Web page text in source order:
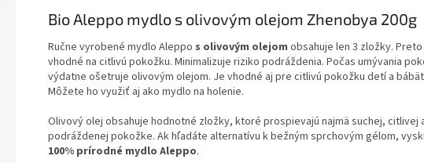
Bio Aleppo mydlo s olivovým olejom Zhenobya 200g
Ručne vyrobené mydlo Aleppo s olivovým olejom obsahuje len 3 zložky.
vhodné na citlivú pokožku. Minimalizuje riziko podráždenia. Počas umývania
výdatne ošetruje olivovým olejom. Je vhodné aj pre citlivú pokožku detí a
Môžete ho využiť aj ako mydlo na holenie.
Olivový olej obsahuje hodnotné zložky, ktoré prospievajú najmä suchej, citlivej
podráždenej pokožke. Ak hľadáte alternatívu k bežným sprchovým gélom,
100% prírodné mydlo Aleppo.